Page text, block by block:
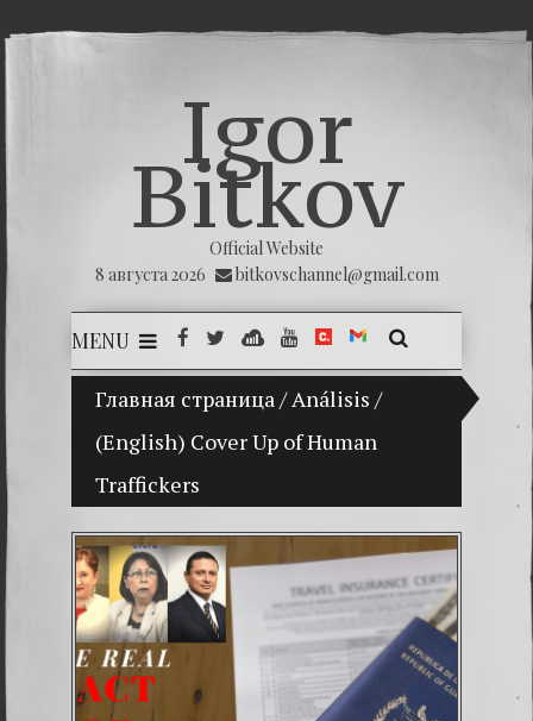
Igor
Bitkov
Official Website
8 августа 2026
bitkovschannel@gmail.com
MENU
Главная страница/Análisis /
(English) Cover Up of Human
Traffickers
(Español) Mi hijo Vladimir Bitkov, una
Dr.